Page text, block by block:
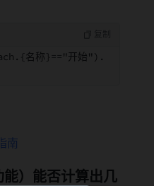
名称}=="开始").{节点状态
南
）能否计算出几